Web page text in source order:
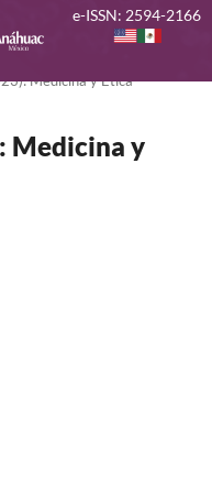
Medicina y Ética
Medicina y
e-ISSN: 2594-2166